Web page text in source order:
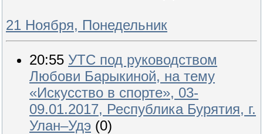
21 Ноября, Понедельник
20:55 УТС под руководством
Любови Барыкиной, на тему
«Искусство в спорте», 03-
09.01.2017, Республика Бурятия, г.
Улан–Удэ (0)